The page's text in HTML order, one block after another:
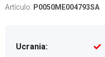
Artículo: P0050ME004793SA
Ucrania: